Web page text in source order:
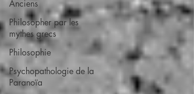
Anciens
Philosopher par les
mythes grecs
Philosophie
Psychopathologie de la
Paranoïa